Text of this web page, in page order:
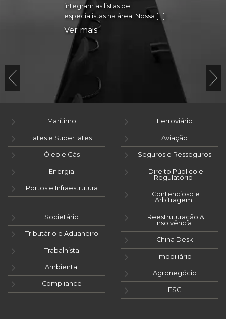
integram as listas de
especialistas na área. Nossa […]
Ver mais
Marítimo
Iates e Super Iates
Óleo e Gás
Energia
Portos e Infraestrutura
Ferroviário
Aviação
Seguros e Resseguros
Direito Público e
Regulatório
Contencioso e
Arbitragem
Societário
Tributário e Aduaneiro
Trabalhista
Ambiental
Compliance
Reestruturação &
Insolvência
China Desk
Imobiliário
Agronegócio
ESG